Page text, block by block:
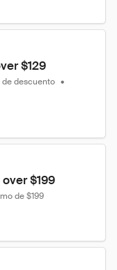
$129
de descuento •
$199
de $199